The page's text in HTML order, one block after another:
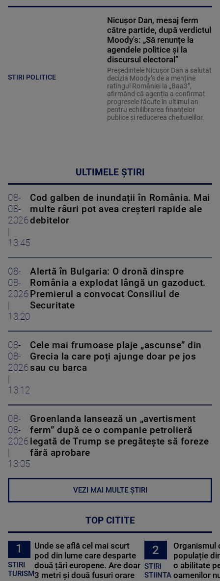
STIRI POLITICE
Nicușor Dan, mesaj ferm
către partide, după verdictul
Moody's: „Să renunțe la
agendele politice şi la
discursul electoral”
Președintele Nicușor Dan a salutat
decizia Moody’s de a menține
ratingul României la „Baa3”,
afirmând că agenția a confirmat
progresele făcute în ultimul an
pentru echilibrarea finanțelor
publice și reducerea cheltuielilor.
ULTIMELE ȘTIRI
08-
08-
2026
13:45
Cod galben de inundații în România. Mai
multe râuri pot avea creșteri rapide ale
debitelor
08-
08-
2026
13:20
Alertă în Bulgaria: O dronă dinspre
România a explodat lângă un gazoduct.
Premierul a convocat Consiliul de
Securitate
08-
08-
2026
13:12
Cele mai frumoase plaje „ascunse” din
Grecia la care poți ajunge doar pe jos
sau cu barca
08-
08-
2026
13:05
Groenlanda lansează un „avertisment
ferm” după ce o companie petrolieră
legată de Trump se pregătește să foreze
fără aprobare
VEZI MAI MULTE ȘTIRI
TOP CITITE
1
STIRI
TURISM
Unde se află cel mai scurt
pod din lume care desparte
două țări europene. Are doar
3 metri și două fusuri orare
2
STIRI
STIINTA
Organismul
populație
o abilitate
oamenilor